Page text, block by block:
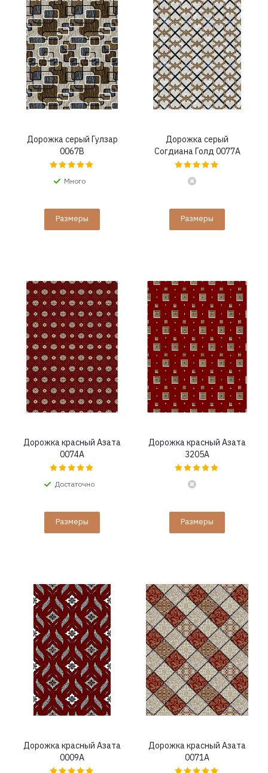
Дорожка серый Гулзар
0067B
Много
Размеры
Дорожка серый
Согдиана Голд 0077A
Размеры
Дорожка красный Азата
0074A
Достаточно
Размеры
Дорожка красный Азата
3205A
Размеры
Дорожка красный Азата
0009A
Дорожка красный Азата
0071A